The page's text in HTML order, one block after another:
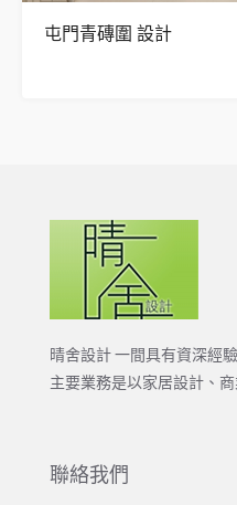
屯門青磚圍 設計
晴舍設計 一間具有資深經
主要業務是以家居設計、
聯絡我們